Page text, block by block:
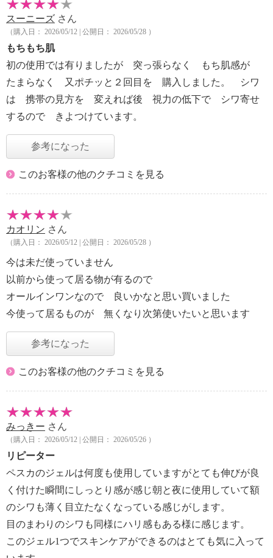
スーニーズ さん
（購入日： 2026/05/12 | 公開日： 2026/05/28 ）
もちもち肌
初の使用では有りましたが 突っ張らなく もち肌感が
たまらなく 又ポチッと２回目を 購入しました。 シワ
は 携帯の見方を 変えれば後 視力の低下で シワ寄せ
するので きよつけています。
参考になった
このお客様の他のクチコミを見る
カオリン さん
（購入日： 2026/05/12 | 公開日： 2026/05/28 ）
今は未だ使っていません
以前から使って居る物が有るので
オールインワンなので 良いかなと思い買いました
今使って居るものが 無くなり次第使いたいと思います
参考になった
このお客様の他のクチコミを見る
みっきー さん
（購入日： 2026/05/12 | 公開日： 2026/05/26 ）
リピーター
ペスカのジェルは何度も使用していますがとても伸びが良
く付けた瞬間にしっとり感が感じ朝と夜に使用していて額
のシワも薄く目立たなくなっている感じがします。
目のまわりのシワも同様にハリ感もある様に感じます。
このジェル1つでスキンケアができるのはとても気に入って